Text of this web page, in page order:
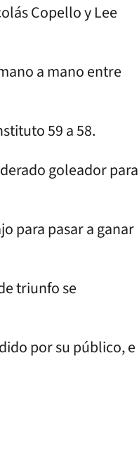
Copello y Lee
a mano entre
59 a 58.
goleador para
para pasar a ganar
triunfo se
por su público, e